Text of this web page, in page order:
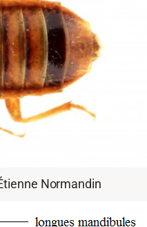
Normandin